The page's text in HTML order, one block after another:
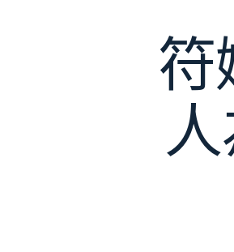
符